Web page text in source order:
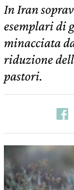
In Iran
esemplari di
minacciata
riduzione
pastori.